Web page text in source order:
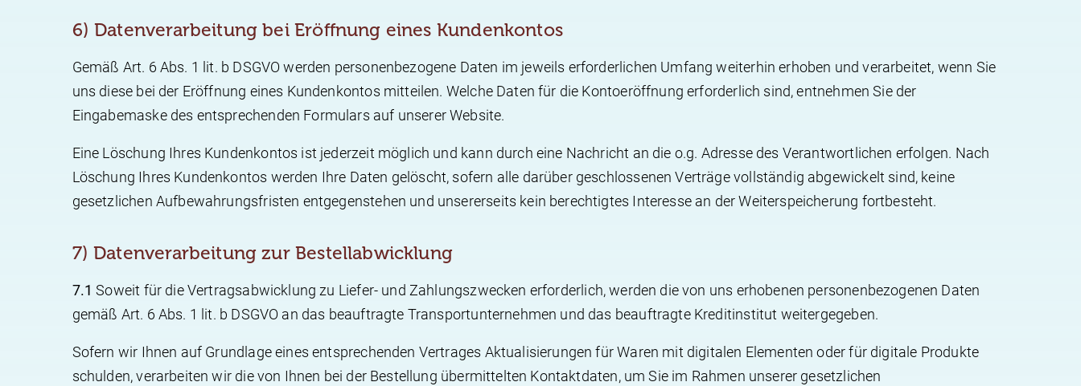
6) Datenverarbeitung bei Eröffnung eines Kundenkontos
Gemäß Art. 6 Abs. 1 lit. b DSGVO werden personenbezogene Daten im jeweils erforderlichen Umfang weiterhin erhoben und verarbeitet, wenn Sie
uns diese bei der Eröffnung eines Kundenkontos mitteilen. Welche Daten für die Kontoeröffnung erforderlich sind, entnehmen Sie der
Eingabemaske des entsprechenden Formulars auf unserer Website.
Eine Löschung Ihres Kundenkontos ist jederzeit möglich und kann durch eine Nachricht an die o.g. Adresse des Verantwortlichen erfolgen. Nach
Löschung Ihres Kundenkontos werden Ihre Daten gelöscht, sofern alle darüber geschlossenen Verträge vollständig abgewickelt sind, keine
gesetzlichen Aufbewahrungsfristen entgegenstehen und unsererseits kein berechtigtes Interesse an der Weiterspeicherung fortbesteht.
7) Datenverarbeitung zur Bestellabwicklung
7.1 Soweit für die Vertragsabwicklung zu Liefer- und Zahlungszwecken erforderlich, werden die von uns erhobenen personenbezogenen Daten
gemäß Art. 6 Abs. 1 lit. b DSGVO an das beauftragte Transportunternehmen und das beauftragte Kreditinstitut weitergegeben.
Sofern wir Ihnen auf Grundlage eines entsprechenden Vertrages Aktualisierungen für Waren mit digitalen Elementen oder für digitale Produkte
schulden, verarbeiten wir die von Ihnen bei der Bestellung übermittelten Kontaktdaten, um Sie im Rahmen unserer gesetzlichen